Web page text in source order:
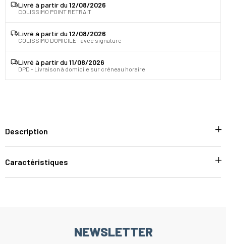
Livré à partir du 12/08/2026
COLISSIMO POINT RETRAIT
Livré à partir du 12/08/2026
COLISSIMO DOMICILE - avec signature
Livré à partir du 11/08/2026
DPD - Livraison à domicile sur créneau horaire
Description
Caractéristiques
NEWSLETTER